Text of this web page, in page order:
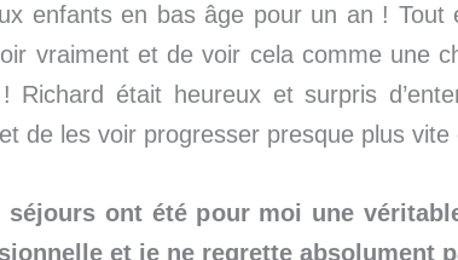
enfants en bas âge pour un an ! Tout
vraiment et de voir cela comme une
! Richard était heureux et surpris
de les voir progresser presque plus vite
séjours ont été pour moi une
et je ne regrette absolument